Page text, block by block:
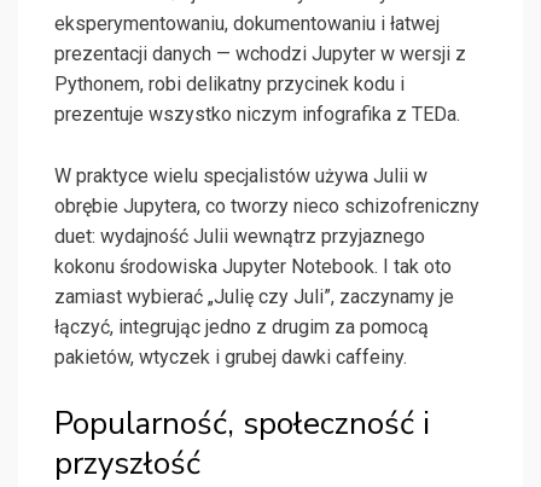
eksperymentowaniu, dokumentowaniu i łatwej
prezentacji danych — wchodzi Jupyter w wersji z
Pythonem, robi delikatny przycinek kodu i
prezentuje wszystko niczym infografika z TEDa.
W praktyce wielu specjalistów używa Julii w
obrębie Jupytera, co tworzy nieco schizofreniczny
duet: wydajność Julii wewnątrz przyjaznego
kokonu środowiska Jupyter Notebook. I tak oto
zamiast wybierać „Julię czy Juli”, zaczynamy je
łączyć, integrując jedno z drugim za pomocą
pakietów, wtyczek i grubej dawki caffeiny.
Popularność, społeczność i
przyszłość